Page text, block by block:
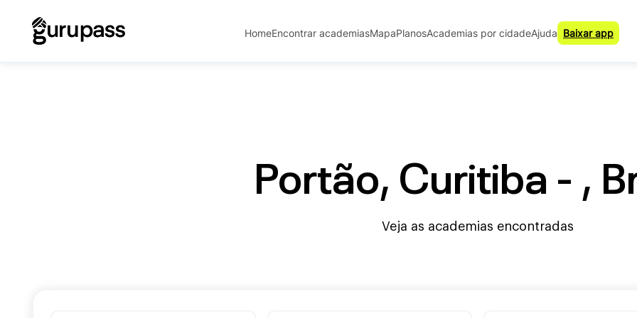
HomeEncontrar academiasMapaPlanosAcademias por cidadeAjuda Baixar app
Portão, Curitiba - ,
Veja as academias encontradas